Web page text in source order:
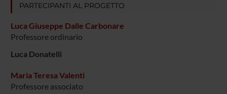
PARTECIPANTI AL PROGETTO
Luca Giuseppe Dalle Carbonare
Professore ordinario
Luca Donatelli
Maria Teresa Valenti
Professore associato